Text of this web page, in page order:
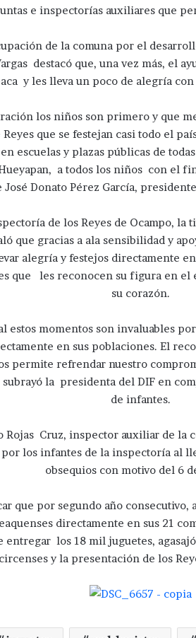
e inspectorías auxiliares que
de la comuna por el
destacó que, una vez más, el
y les lleva un poco de alegría
los niños son primero y que
que se festejan casi todo el
escuelas y plazas públicas de
a todos los niños con el
José Donato Pérez García,
de los Reyes de Ocampo,
que gracias a ala sensibilidad y
alegría y festejos directamente
que les reconocen su figura en
su corazón.
estos momentos son invaluables
en sus poblaciones. El
permite refrendar nuestro
la presidenta del DIF en
de infantes.
Rojas Cruz, inspector auxiliar de la
los infantes de la inspectoría al
obsequios con motivo del 6
que por segundo año consecutivo,
directamente en sus 21
entregar los 18 mil juguetes,
y la presentación de los